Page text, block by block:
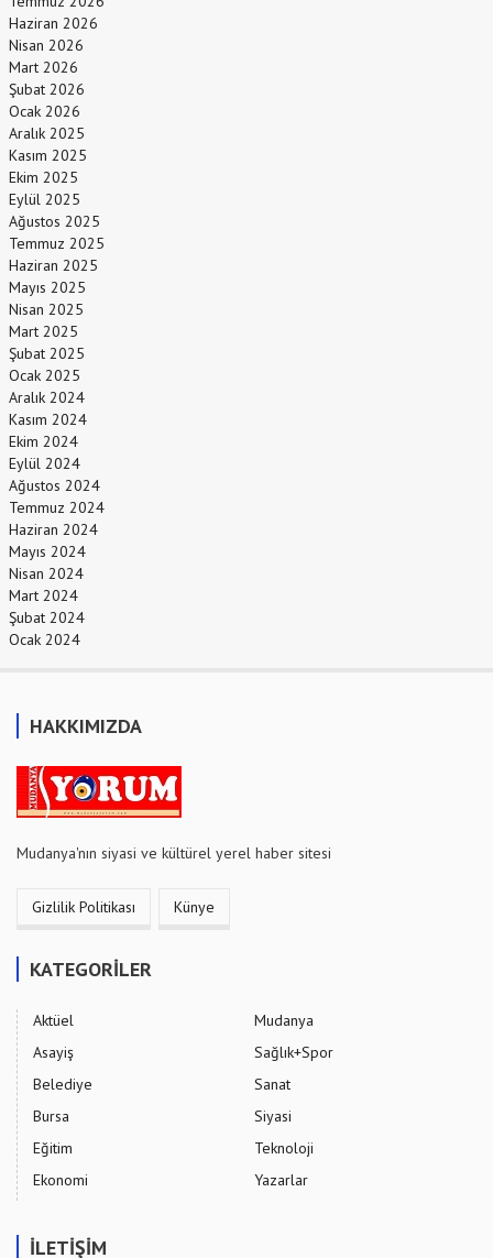
Haziran 2026
Nisan 2026
Mart 2026
Şubat 2026
Ocak 2026
Aralık 2025
Kasım 2025
Ekim 2025
Eylül 2025
Ağustos 2025
Temmuz 2025
Haziran 2025
Mayıs 2025
Nisan 2025
Mart 2025
Şubat 2025
Ocak 2025
Aralık 2024
Kasım 2024
Ekim 2024
Eylül 2024
Ağustos 2024
Temmuz 2024
Haziran 2024
Mayıs 2024
Nisan 2024
Mart 2024
Şubat 2024
Ocak 2024
HAKKIMIZDA
Mudanya'nın siyasi ve kültürel yerel haber sitesi
Gizlilik Politikası Künye
KATEGORİLER
Aktüel
Asayiş
Belediye
Bursa
Eğitim
Ekonomi
Mudanya
Sağlık+Spor
Sanat
Siyasi
Teknoloji
Yazarlar
İLETİŞİM